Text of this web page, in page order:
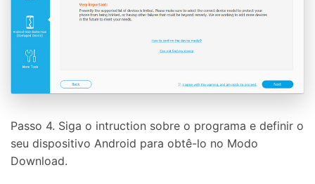
Passo 4. Siga o intruction sobre o programa e definir o
seu dispositivo Android para obtê-lo no Modo
Download.